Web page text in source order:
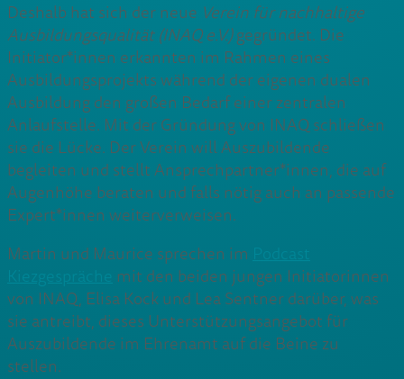
Deshalb hat sich der neue Verein für nachhaltige
Ausbildungsqualität (INAQ e.V.)gegründet. Die
Initiator*innen erkannten im Rahmen eines
Ausbildungsprojekts während der eigenen dualen
Ausbildung den großen Bedarf einer zentralen
Anlaufstelle. Mit der Gründung von INAQ schließen
sie die Lücke. Der Verein will Auszubildende
begleiten und stellt Ansprechpartner*innen, die auf
Augenhöhe beraten und falls nötig auch an passende
Expert*innen weiterverweisen.
Martin und Maurice sprechen im
Kiezgespräche
mit den beiden jungen Initiatorinnen
von INAQ, Elisa Kock und Lea Sentner darüber, was
sie antreibt, dieses Unterstützungsangebot für
Auszubildende im Ehrenamt auf die Beine zu
stellen.